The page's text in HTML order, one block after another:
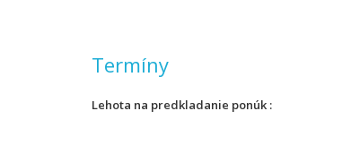
Termíny
Lehota na predkladanie ponúk